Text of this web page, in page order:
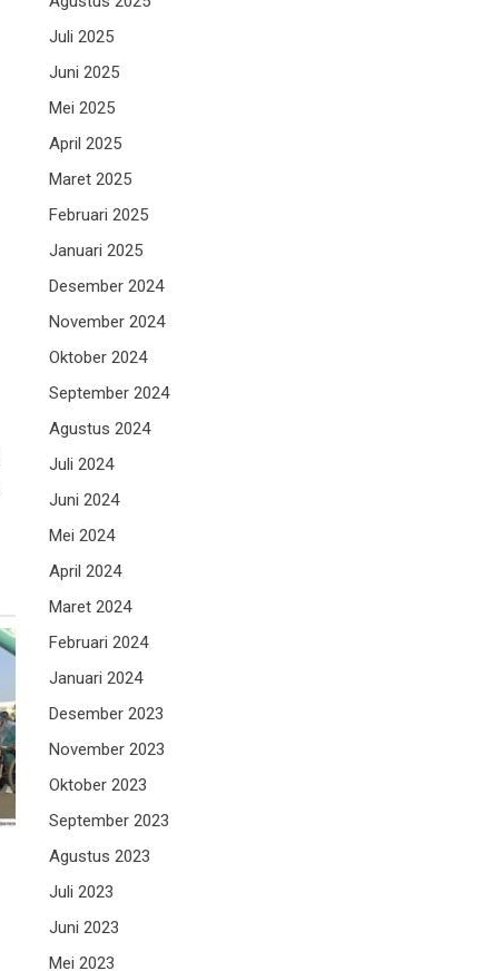
Juli 2025
Juni 2025
Mei 2025
April 2025
Maret 2025
Februari 2025
Januari 2025
Desember 2024
November 2024
Oktober 2024
September 2024
Agustus 2024
Juli 2024
Juni 2024
Mei 2024
April 2024
Maret 2024
Februari 2024
Januari 2024
Desember 2023
November 2023
Oktober 2023
September 2023
Agustus 2023
Juli 2023
Juni 2023
Mei 2023